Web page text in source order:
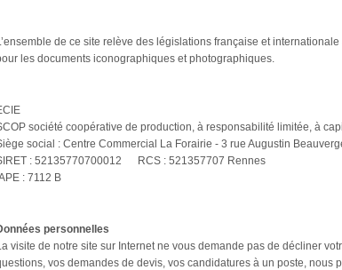
de ce site relève des législations française et
les documents iconographiques et photographiques.
société coopérative de production, à responsabilité limitée, à
social : Centre Commercial La Forairie - 3 rue Augustin
: 52135770700012 RCS : 521357707 Rennes
: 7112 B
personnelles
visite de notre site sur Internet ne vous demande pas de décliner
vos demandes de devis, vos candidatures à un poste,